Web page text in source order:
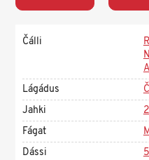
Čálli
Lágádus
Jahki
Fágat
Dássi